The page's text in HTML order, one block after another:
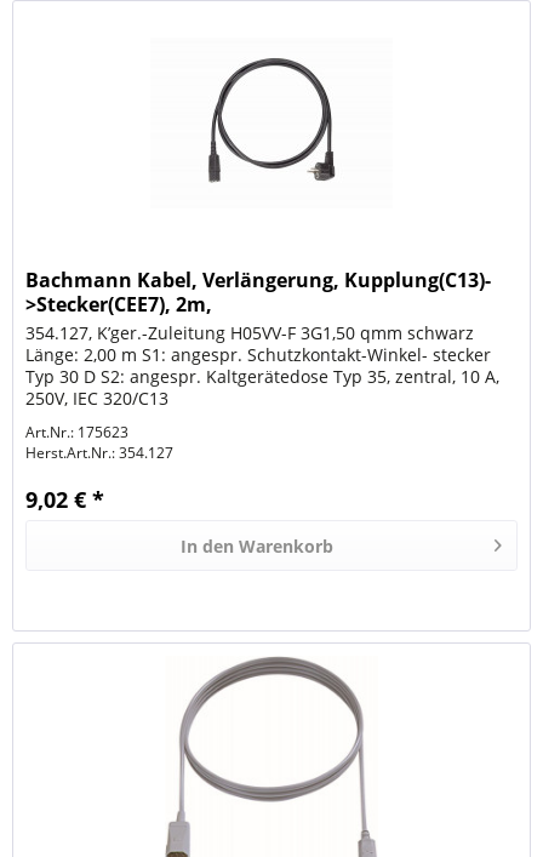
Bachmann Kabel, Verlängerung, Kupplung(C13)-
>Stecker(CEE7), 2m,
354.127, K’ger.-Zuleitung H05VV-F 3G1,50 qmm schwarz
Länge: 2,00 m S1: angespr. Schutzkontakt-Winkel- stecker
Typ 30 D S2: angespr. Kaltgerätedose Typ 35, zentral, 10 A,
250V, IEC 320/C13
Art.Nr.: 175623
Herst.Art.Nr.:354.127
9,02 € *
In den Warenkorb